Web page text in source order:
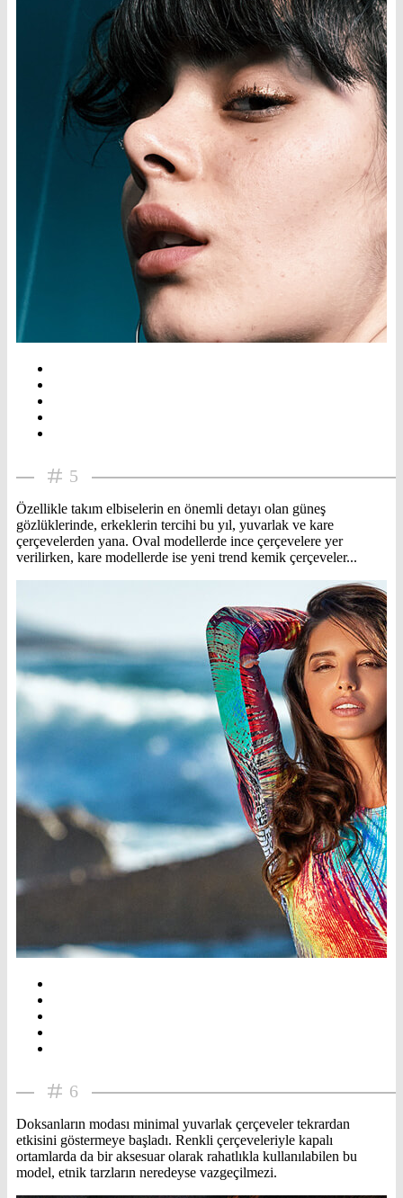
5
Özellikle takım elbiselerin en önemli detayı olan güneş
gözlüklerinde, erkeklerin tercihi bu yıl, yuvarlak ve kare
çerçevelerden yana. Oval modellerde ince çerçevelere yer
verilirken, kare modellerde ise yeni trend kemik çerçeveler...
6
Doksanların modası minimal yuvarlak çerçeveler tekrardan
etkisini göstermeye başladı. Renkli çerçeveleriyle kapalı
ortamlarda da bir aksesuar olarak rahatlıkla kullanılabilen bu
model, etnik tarzların neredeyse vazgeçilmezi.